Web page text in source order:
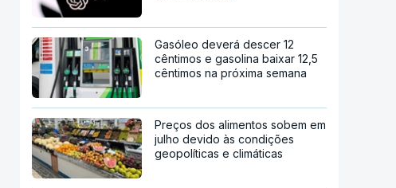
Gasóleo deverá descer 12
cêntimos e gasolina baixar 12,5
cêntimos na próxima semana
Preços dos alimentos sobem em
julho devido às condições
geopolíticas e climáticas